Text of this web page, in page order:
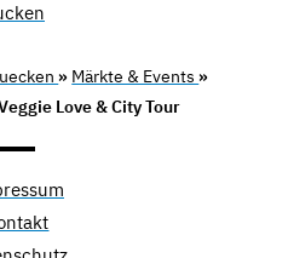
» Märkte & Events »
Love & City Tour